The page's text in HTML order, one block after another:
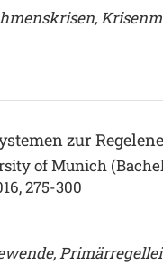
zur
of Munich
275-300